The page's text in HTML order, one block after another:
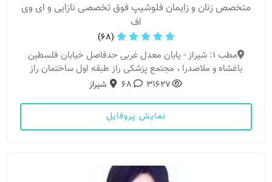
متخصص زنان و زایمان فلوشیپ فوق تخصصی نازایی و ای وی
اف
(68)
مطب 1: شیراز - یابان معدل غربی حدفاصل خیابان فلسطین
باغشاه و ملاصدرا ، مجتمع پزشکی راز طبقه اول ساختمان راز
31627
68 شیراز
نمایش پروفایل